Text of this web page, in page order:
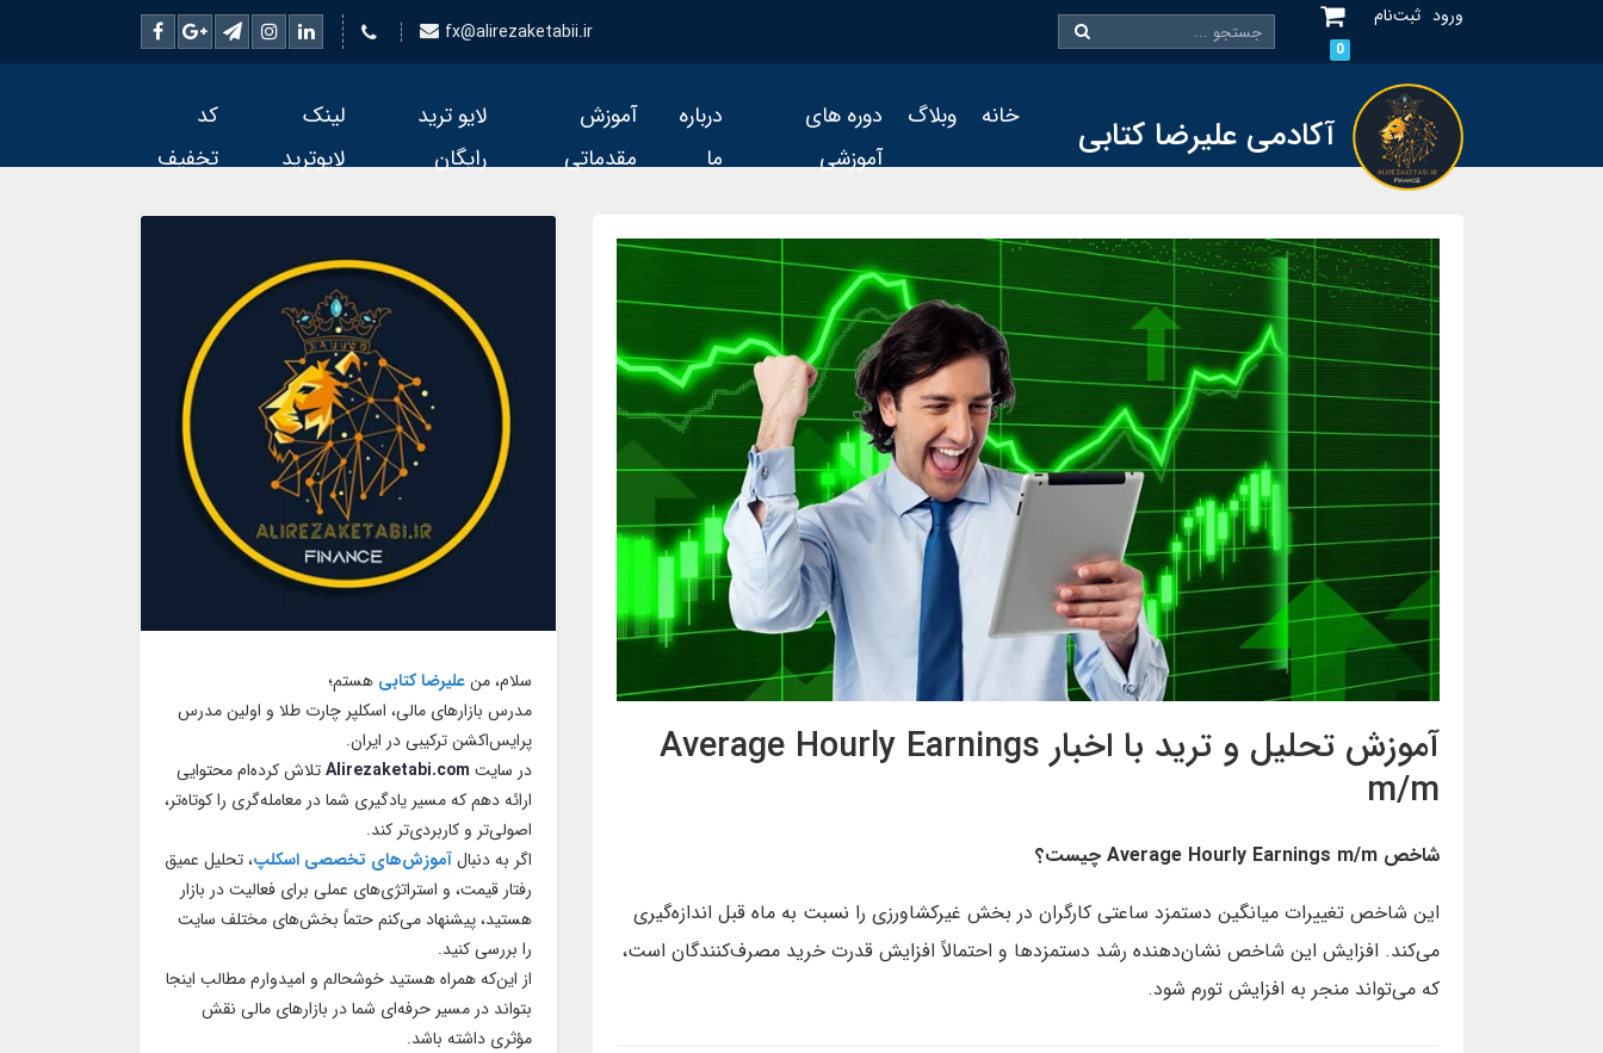
ورود ثبت‌نام
0
fx@alirezaketabii.ir
آکادمی علیرضا کتابی خانه وبلاگ
دوره های
آموزشی
درباره
ما
آموزش
مقدماتی
لایو ترید
رایگان
لینک
لایوترید
کد
تخفیف
آموزش تحلیل و ترید با اخبار Average Hourly Earnings
m/m
شاخص Average Hourly Earnings m/m چیست؟
این شاخص تغییرات میانگین دستمزد ساعتی کارگران در بخش غیرکشاورزی را نسبت به ماه قبل اندازه‌گیری
می‌کند. افزایش این شاخص نشان‌دهنده رشد دستمزدها و احتمالاً افزایش قدرت خرید مصرف‌کنندگان است،
که می‌تواند منجر به افزایش تورم شود.
سلام، منعلیرضا کتابی هستم؛
مدرس بازارهای مالی، اسکلپر چارت طلا و اولین مدرس
پرایس‌اکشن ترکیبی در ایران.
در سایت Alirezaketabi.comتلاش کرده‌ام محتوایی
ارائه دهم که مسیر یادگیری شما در معامله‌گری را کوتاه‌تر،
اصولی‌تر و کاربردی‌تر کند.
اگر به دنبالآموزش‌های تخصصی اسکلپ، تحلیل عمیق
رفتار قیمت، و استراتژی‌های عملی برای فعالیت در بازار
هستید، پیشنهاد می‌کنم حتماً بخش‌های مختلف سایت
را بررسی کنید.
از این‌که همراه هستید خوشحالم و امیدوارم مطالب اینجا
بتواند در مسیر حرفه‌ای شما در بازارهای مالی نقش
مؤثری داشته باشد.